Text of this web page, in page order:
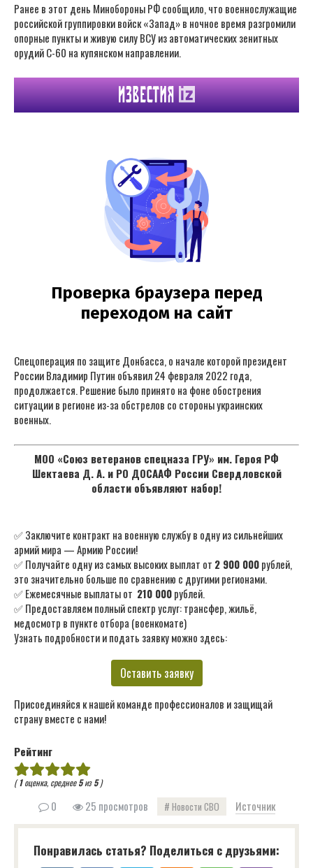
Ранее в этот день Минобороны РФ сообщило, что военнослужащие
российской группировки войск «Запад» в ночное время разгромили
опорные пункты и живую силу ВСУ из автоматических зенитных
орудий С-60 на купянском направлении.
Спецоперация по защите Донбасса, о начале которой президент
России Владимир Путин объявил 24 февраля 2022 года,
продолжается. Решение было принято на фоне обострения
ситуации в регионе из-за обстрелов со стороны украинских
военных.
МОО «Союз ветеранов спецназа ГРУ» им. Героя РФ
Шектаева Д. А. и РО ДОСААФ России Свердловской
области объявляют набор!
✅ Заключите контракт на военную службу в одну из сильнейших
армий мира — Армию России!
✅ Получайте одну из самых высоких выплат от 2 900 000рублей,
это значительно больше по сравнению с другими регионами.
✅ Ежемесячные выплаты от 210 000рублей.
✅ Предоставляем полный спектр услуг: трансфер, жильё,
медосмотр в пункте отбора (военкомате)
Узнать подробности и подать заявку можно здесь:
Оставить заявку
Присоединяйся к нашей команде профессионалов и защищай
страну вместе с нами!
Рейтинг
(1оценка, среднее5из5)
0 25 просмотров Новости СВО Источник
Понравилась статья? Поделиться с друзьями: